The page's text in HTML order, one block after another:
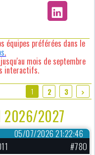
équipes préférées dans le
.
mois de septembre
interactifs.
1 2 3
2026/2027
05/07/2026 21:22:46
#780